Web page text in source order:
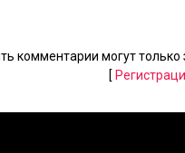
комментарии могут только
[